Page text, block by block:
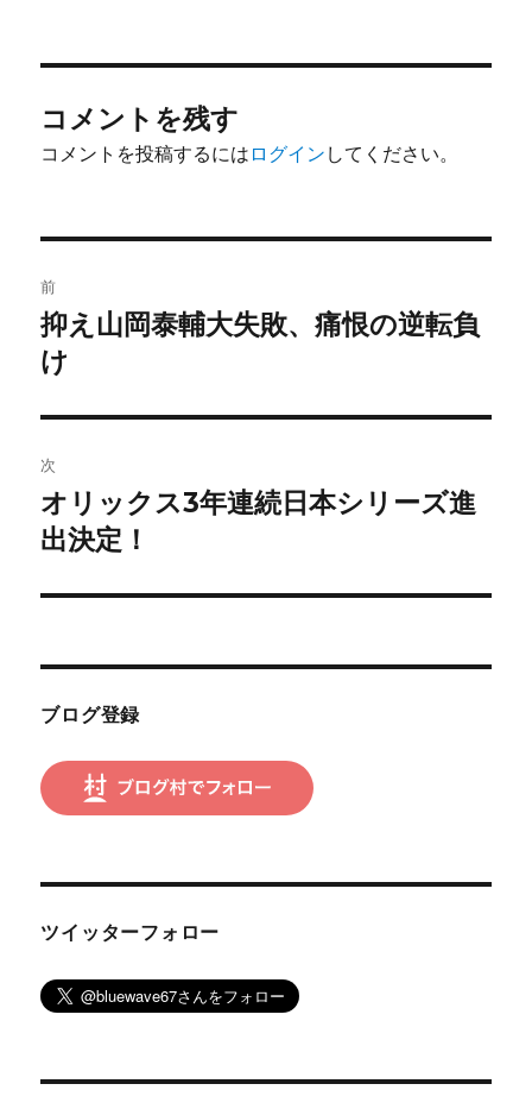
コメントを残す
コメントを投稿するには ログイン してください。
稿
ナ
ビ
ゲ
ー
シ
ン
前
前
の
稿:
抑え山岡泰輔大失敗、痛恨の逆転負
け
次
次
の
稿:
オリックス3年連続日本シリーズ進
出決定！
ブログ登録
ツイッターフォロー